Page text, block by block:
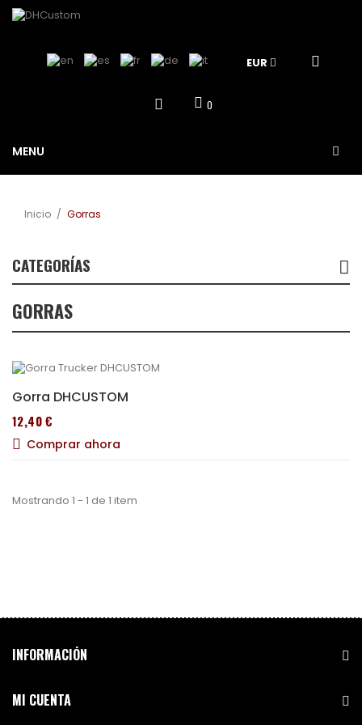
EUR
0
MENU
Inicio / Gorras
CATEGORÍAS
GORRAS
Gorra DHCUSTOM
12,40 €
Comprar ahora
Mostrando 1 - 1 de 1 item
INFORMACIÓN
MI CUENTA